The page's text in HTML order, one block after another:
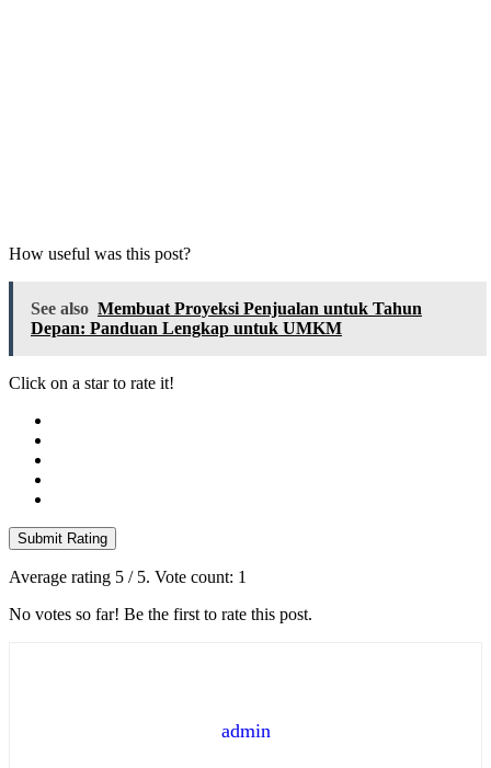
How useful was this post?
See also Membuat Proyeksi Penjualan untuk Tahun
Depan: Panduan Lengkap untuk UMKM
Click on a star to rate it!
Submit Rating
Average rating 5 / 5. Vote count: 1
No votes so far! Be the first to rate this post.
admin